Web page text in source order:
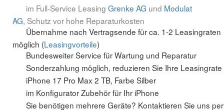
im Full-Service Leasing Grenke AG und Modulat
AG, Schutz vor hohe Reparaturkosten
Übernahme nach Vertragsende für ca. 1-2 Leasingraten
möglich (Leasingvorteile)
Bundesweiter Service für Wartung und Reparatur
Sonderzahlung möglich, reduzieren Sie Ihre Leasingrate
iPhone 17 Pro Max 2 TB, Farbe Silber
im Konfigurator Zubehör für Ihr iPhone
Sie benötigen mehrere Geräte? Kontaktieren Sie uns per